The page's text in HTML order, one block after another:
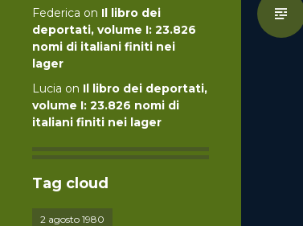
Federica on Il libro dei
deportati, volume I: 23.826
nomi di italiani finiti nei
lager
Lucia on Il libro dei deportati,
volume I: 23.826 nomi di
italiani finiti nei lager
Tag cloud
2 agosto 1980